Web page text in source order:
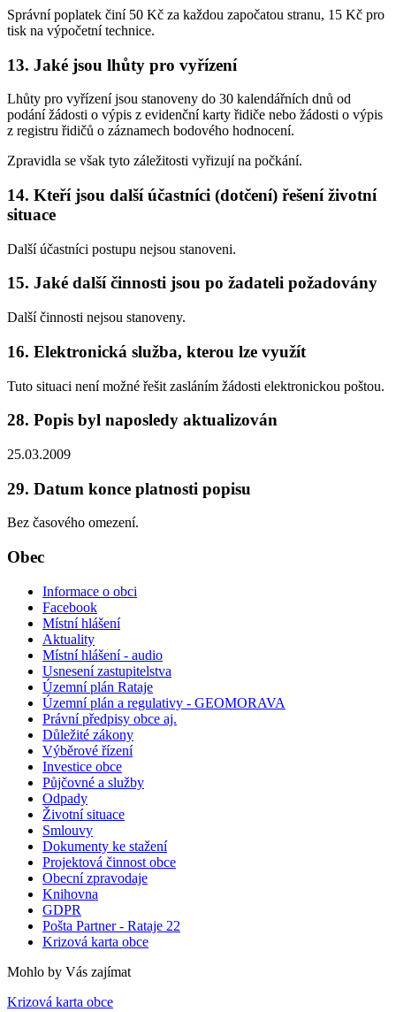
Správní poplatek činí 50 Kč za každou započatou stranu, 15 Kč pro
tisk na výpočetní technice.
13. Jaké jsou lhůty pro vyřízení
Lhůty pro vyřízení jsou stanoveny do 30 kalendářních dnů od
podání žádosti o výpis z evidenční karty řidiče nebo žádosti o výpis
z registru řidičů o záznamech bodového hodnocení.
Zpravidla se však tyto záležitosti vyřizují na počkání.
14. Kteří jsou další účastníci (dotčení) řešení životní
situace
Další účastníci postupu nejsou stanoveni.
15. Jaké další činnosti jsou po žadateli požadovány
Další činnosti nejsou stanoveny.
16. Elektronická služba, kterou lze využít
Tuto situaci není možné řešit zasláním žádosti elektronickou poštou.
28. Popis byl naposledy aktualizován
25.03.2009
29. Datum konce platnosti popisu
Bez časového omezení.
Obec
Informace o obci
Facebook
Místní hlášení
Aktuality
Místní hlášení - audio
Usnesení zastupitelstva
Územní plán Rataje
Územní plán a regulativy - GEOMORAVA
Právní předpisy obce aj.
Důležité zákony
Výběrové řízení
Investice obce
Půjčovné a služby
Odpady
Životní situace
Smlouvy
Dokumenty ke stažení
Projektová činnost obce
Obecní zpravodaje
Knihovna
GDPR
Pošta Partner - Rataje 22
Krizová karta obce
Mohlo by Vás zajímat
Krizová karta obce